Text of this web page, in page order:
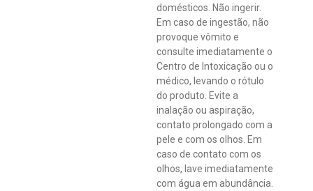
domésticos. Não ingerir.
Em caso de ingestão, não
provoque vômito e
consulte imediatamente o
Centro de Intoxicação ou o
médico, levando o rótulo
do produto. Evite a
inalação ou aspiração,
contato prolongado com a
pele e com os olhos. Em
caso de contato com os
olhos, lave imediatamente
com água em abundância.